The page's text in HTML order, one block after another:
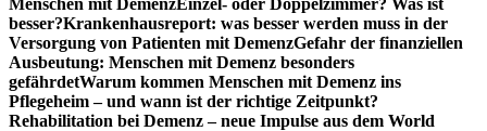
Menschen mit DemenzEinzel- oder Doppelzimmer? Was ist
besser?Krankenhausreport: was besser werden muss in der
Versorgung von Patienten mit DemenzGefahr der finanziellen
Ausbeutung: Menschen mit Demenz besonders
gefährdetWarum kommen Menschen mit Demenz ins
Pflegeheim – und wann ist der richtige Zeitpunkt?
Rehabilitation bei Demenz – neue Impulse aus dem World